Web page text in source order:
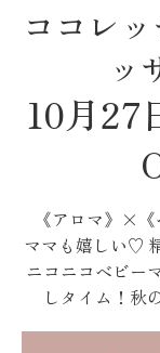
ココレ
ッ
10月27
《アロマ》×《
ママも嬉しい♡
ニコニコベビー
しタイム！秋